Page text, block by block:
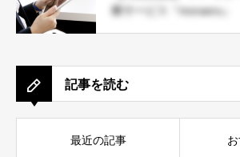
断サービス『moraeru』
記事を読む
最近の記事